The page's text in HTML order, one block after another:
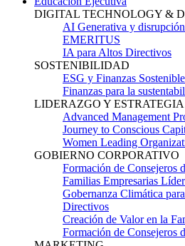
DIGITAL TECHNOLOGY &
AI Generativa y
EMERITUS
IA para Altos Directivos
SOSTENIBILIDAD
ESG y Finanzas
Finanzas para la
LIDERAZGO Y ESTRATEGIA
Advanced Management
Journey to Conscious
Women Leading
GOBIERNO CORPORATIVO
Formación de Consejeros
Familias Empresarias
Gobernanza Climática
Directivos
Creación de Valor en la
Formación de Consejeros